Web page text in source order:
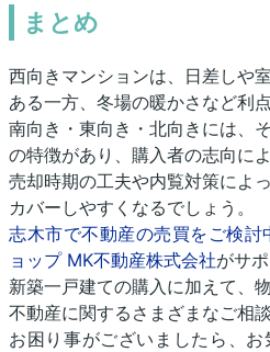
まとめ
西向きマンションは、日差しや
ある一方、冬場の暖かさなど利
南向き・東向き・北向きには、
の特徴があり、購入者の志向に
売却時期の工夫や内覧対策によ
カバーしやすくなるでしょう。
志木市で不動産の売買をご検討
ョップ MK不動産株式会社がサ
新築一戸建ての購入に加えて、
不動産に関するさまざまなご相
お困り事がございましたら、お